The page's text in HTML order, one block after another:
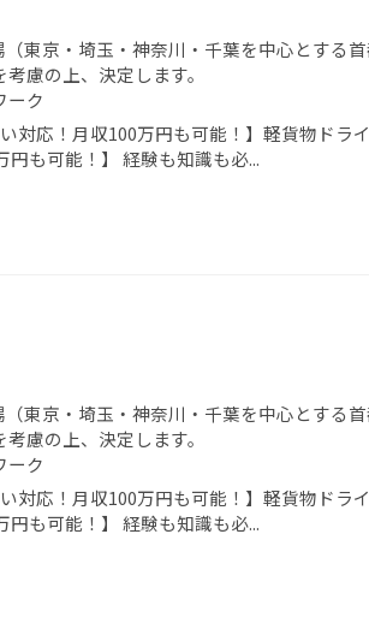
東京・埼玉・神奈川・千葉を中心とする
慮の上、決定します。
ーク
対応！月収100万円も可能！】軽貨物ドラ
円も可能！】 経験も知識も必...
東京・埼玉・神奈川・千葉を中心とする
慮の上、決定します。
ーク
対応！月収100万円も可能！】軽貨物ドラ
円も可能！】 経験も知識も必...